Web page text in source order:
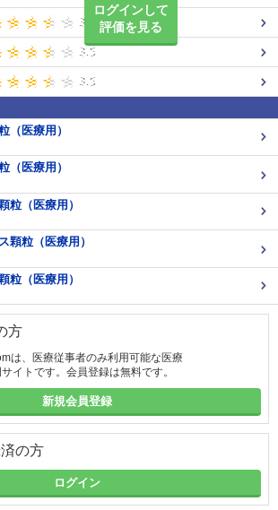
ログインして
評価を見る
（医療用）
（医療用）
粒（医療用）
顆粒（医療用）
粒（医療用）
方
は、医療従事者のみ利用可能な医療
イトです。会員登録は無料です。
新規会員登録
の方
ログイン